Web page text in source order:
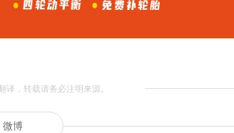
译，转载请务必注明来源。
微博